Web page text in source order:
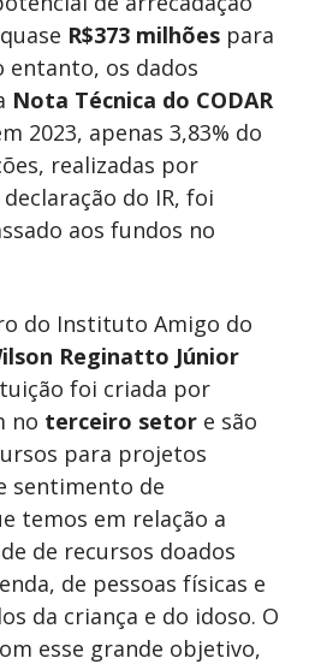
R$373 milhões para
entanto, os dados
Nota Técnica do CODAR
2023, apenas 3,83% do
realizadas por
do IR, foi
aos fundos no
do Instituto Amigo do
Reginatto Júnior
foi criada por
no terceiro setor e são
para projetos
sentimento de
temos em relação a
de recursos doados
de pessoas físicas e
da criança e do idoso. O
esse grande objetivo,